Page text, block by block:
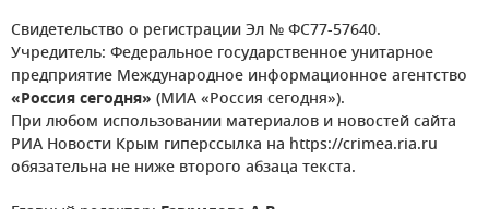
Свидетельство о регистрации Эл № ФС77-57640.
Учредитель: Федеральное государственное унитарное
предприятие Международное информационное агентство
«Россия сегодня» (МИА «Россия сегодня»).
При любом использовании материалов и новостей сайта
РИА Новости Крым гиперссылка на https://crimea.ria.ru
обязательна не ниже второго абзаца текста.